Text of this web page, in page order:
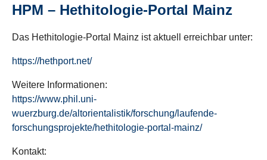
HPM – Hethitologie-Portal Mainz
Das Hethitologie-Portal Mainz ist aktuell erreichbar unter:
https://hethport.net/
Weitere Informationen:
https://www.phil.uni-
wuerzburg.de/altorientalistik/forschung/laufende-
forschungsprojekte/hethitologie-portal-mainz/
Kontakt: